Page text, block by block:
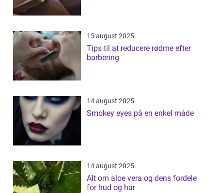
15 august 2025
Tips til at reducere rødme efter
barbering
14 august 2025
Smokey eyes på en enkel måde
14 august 2025
Alt om aloe vera og dens fordele
for hud og hår